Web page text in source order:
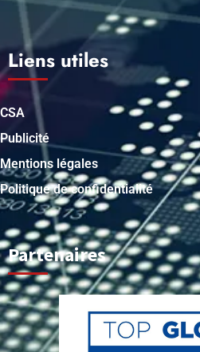
Liens utiles
CSA
Publicité
Mentions légales
Politique de confidentialité
Partenaires